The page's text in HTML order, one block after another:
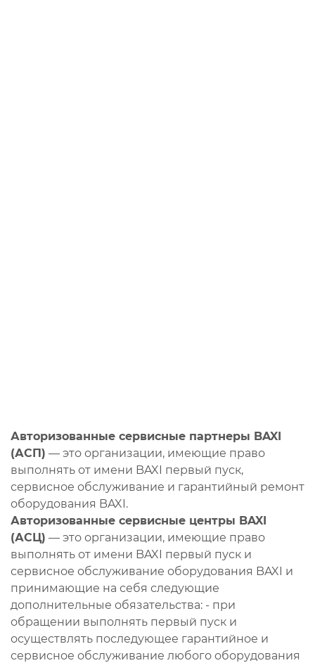
Авторизованные сервисные партнеры BAXI
(АСП) — это организации, имеющие право
выполнять от имени BAXI первый пуск,
сервисное обслуживание и гарантийный ремонт
оборудования BAXI.
Авторизованные сервисные центры BAXI
(АСЦ) — это организации, имеющие право
выполнять от имени BAXI первый пуск и
сервисное обслуживание оборудования BAXI и
принимающие на себя следующие
дополнительные обязательства: - при
обращении выполнять первый пуск и
осуществлять последующее гарантийное и
сервисное обслуживание любого оборудования